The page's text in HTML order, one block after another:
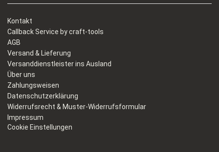
Kontakt
Callback Service by craft-tools
AGB
Versand & Lieferung
Versanddienstleister ins Ausland
Über uns
Zahlungsweisen
Datenschutzerklärung
Widerrufsrecht & Muster-Widerrufsformular
Impressum
Cookie Einstellungen